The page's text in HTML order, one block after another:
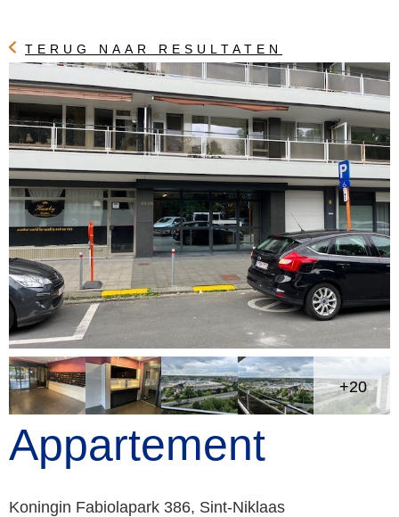
TERUG NAAR RESULTATEN
+20
Appartement
Koningin Fabiolapark 386, Sint-Niklaas